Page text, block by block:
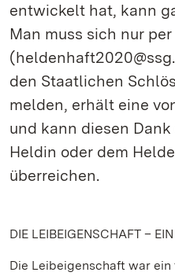
entwickelt hat, kann
Man muss sich nur
den Staatlichen
melden, erhält eine
und kann diesen
Heldin oder dem
überreichen.
DIE LEIBEIGENSCHAFT –
Die Leibeigenschaft war